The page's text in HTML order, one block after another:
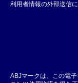
利用者情報の外部送信
ABJマークは、この電